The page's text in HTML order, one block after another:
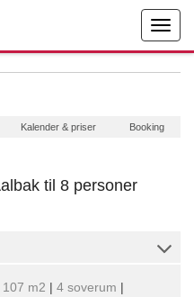
Kalender & priser Booking
til 8 personer
107 m2 | 4 soverum |